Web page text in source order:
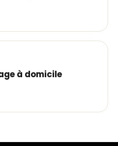
à domicile